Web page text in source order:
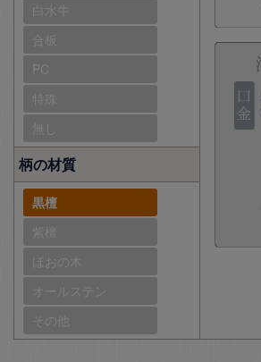
白水牛
合板
PC
特殊
無し
柄の材質
黒檀
紫檀
ほおの木
オールステン
その他